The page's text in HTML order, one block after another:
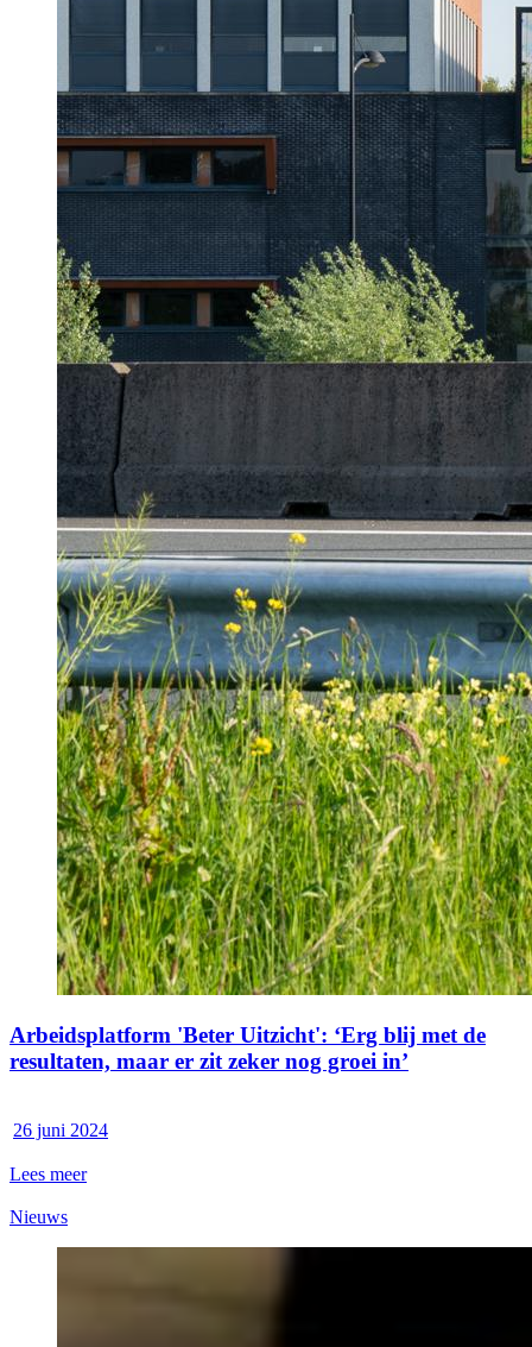
Arbeidsplatform 'Beter Uitzicht': ‘Erg blij met de
resultaten, maar er zit zeker nog groei in’
26 juni 2024
Lees meer
Nieuws